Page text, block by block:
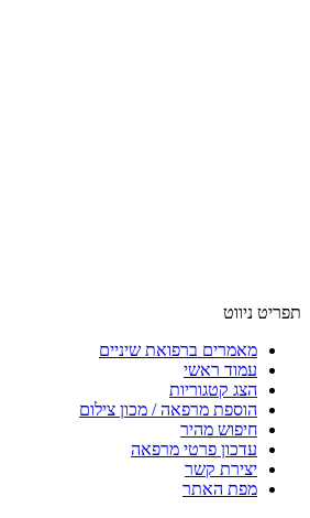
תפריט ניווט
מאמרים ברפואת שיניים
עמוד ראשי
הצג קטגוריות
הוספת מרפאה / מכון צילום
חיפוש מהיר
עדכון פרטי מרפאה
יצירת קשר
מפת האתר